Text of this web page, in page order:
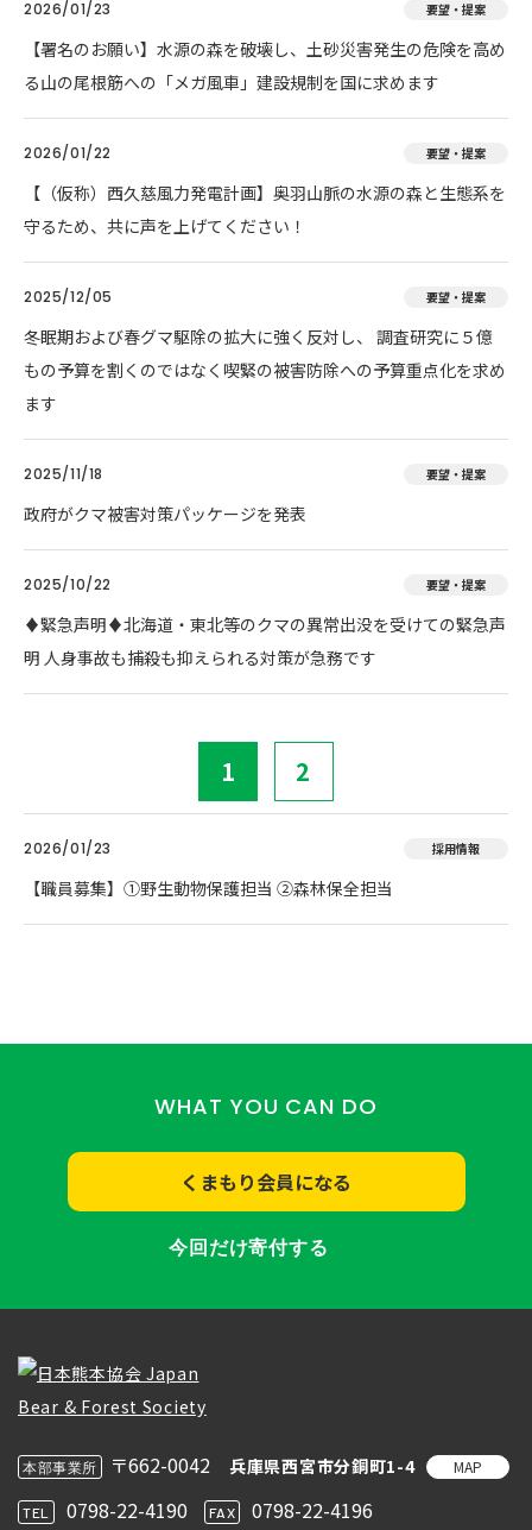
2026/01/23 要望・提案
【署名のお願い】水源の森を破壊し、土砂災害発生の危険を高め
る山の尾根筋への「メガ風車」建設規制を国に求めます
2026/01/22 要望・提案
【（仮称）西久慈風力発電計画】奥羽山脈の水源の森と生態系を
守るため、共に声を上げてください！
2025/12/05 要望・提案
冬眠期および春グマ駆除の拡大に強く反対し、 調査研究に５億
もの予算を割くのではなく喫緊の被害防除への予算重点化を求め
ます
2025/11/18 要望・提案
政府がクマ被害対策パッケージを発表
2025/10/22 要望・提案
♦️緊急声明♦️北海道・東北等のクマの異常出没を受けての緊急声
明 人身事故も捕殺も抑えられる対策が急務です
1 2
2026/01/23 採用情報
【職員募集】①野生動物保護担当 ②森林保全担当
WHAT YOU CAN DO
くまもり会員になる
今回だけ寄付する
本部事業所 〒662-0042 兵庫県西宮市分銅町1-4 MAP
TEL 0798-22-4190 FAX 0798-22-4196